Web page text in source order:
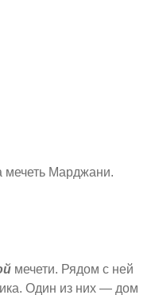
Марджани.
мечети. Рядом с ней
Один из них — дом